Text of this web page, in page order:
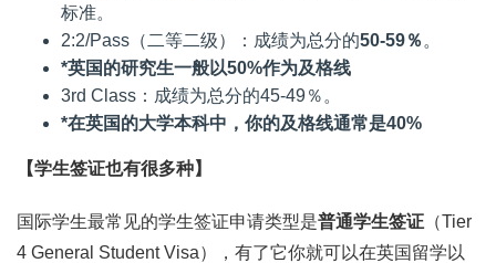
标准。
2:2/Pass（二等二级）：成绩为总分的50-59％ 。
*英国的研究生一般以50%作为及格线
3rd Class：成绩为总分的45-49％。
*在英国的大学本科中，你的及格线通常是40%
【学生签证也有很多种】
国际学生最常见的学生签证申请类型是普通学生签证 （Tier
4 General Student Visa），有了它你就可以在英国留学以